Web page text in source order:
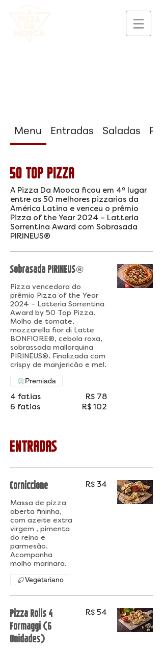
Menu Entradas Saladas
50 TOP PIZZA
A Pizza Da Mooca ficou em 4º lugar
entre as 50 melhores pizzarias da
América Latina e venceu o prêmio
Pizza of the Year 2024 – Latteria
Sorrentina Award com Sobrasada
PIRINEUS®
Sobrasada PIRINEUS®
Pizza vencedora do
prêmio Pizza of the Year
2024 – Latteria Sorrentina
Award by 50 Top Pizza.
Molho de tomate,
mozzarella fior di Latte
BONFIORE®, cebola roxa,
sobrassada mallorquina
PIRINEUS®. Finalizada com
crispy de manjericão e mel.
4 fatias
R$ 78
6 fatias
R$ 102
Premiada
ENTRADAS
Corniccione
Massa de pizza
aberta fininha,
com azeite extra
virgem , pimenta
do reino e
parmesão.
Acompanha
R$ 34
Vegetariano
Pizza Rolls 4
Formaggi (6
Unidades)
R$ 54